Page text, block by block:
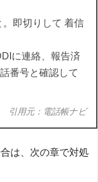
即切りして 着信
に連絡、報告済
番号と確認して
引用元：電話帳ナビ
は、次の章で対処